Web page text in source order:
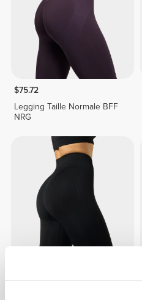
$75.72
Legging Taille Normale BFF
NRG